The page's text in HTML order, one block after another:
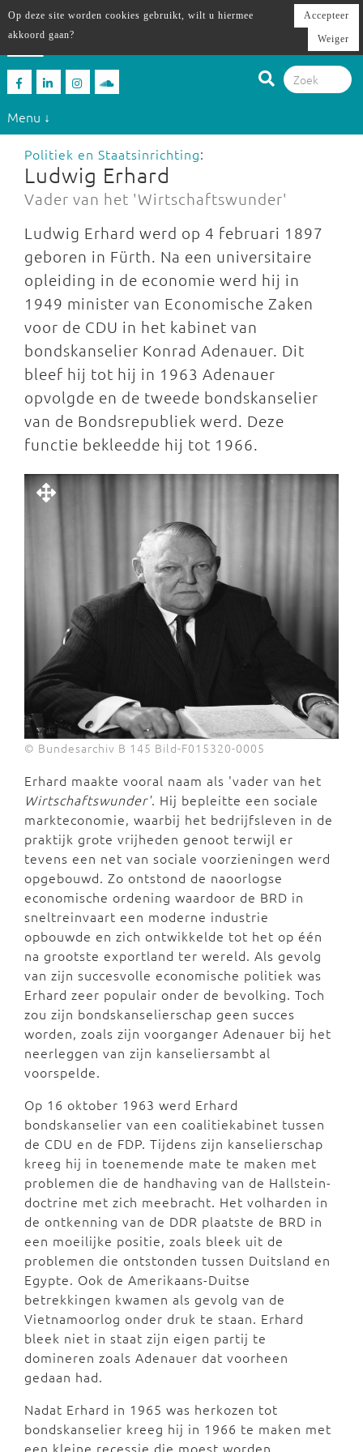
Menu ↓
Politiek en Staatsinrichting:
Ludwig Erhard
Vader van het 'Wirtschaftswunder'
Ludwig Erhard werd op 4 februari 1897
geboren in Fürth. Na een universitaire
opleiding in de economie werd hij in
1949 minister van Economische Zaken
voor de CDU in het kabinet van
bondskanselier Konrad Adenauer. Dit
bleef hij tot hij in 1963 Adenauer
opvolgde en de tweede bondskanselier
van de Bondsrepubliek werd. Deze
functie bekleedde hij tot 1966.
© Bundesarchiv B 145 Bild-F015320-0005
Erhard maakte vooral naam als 'vader van het
Wirtschaftswunder'. Hij bepleitte een sociale
markteconomie, waarbij het bedrijfsleven in de
praktijk grote vrijheden genoot terwijl er
tevens een net van sociale voorzieningen werd
opgebouwd. Zo ontstond de naoorlogse
economische ordening waardoor de BRD in
sneltreinvaart een moderne industrie
opbouwde en zich ontwikkelde tot het op één
na grootste exportland ter wereld. Als gevolg
van zijn succesvolle economische politiek was
Erhard zeer populair onder de bevolking. Toch
zou zijn bondskanselierschap geen succes
worden, zoals zijn voorganger Adenauer bij het
neerleggen van zijn kanseliersambt al
voorspelde.
Op 16 oktober 1963 werd Erhard
bondskanselier van een coalitiekabinet tussen
de CDU en de FDP. Tijdens zijn kanselierschap
kreeg hij in toenemende mate te maken met
problemen die de handhaving van de Hallstein-
doctrine met zich meebracht. Het volharden in
de ontkenning van de DDR plaatste de BRD in
een moeilijke positie, zoals bleek uit de
problemen die ontstonden tussen Duitsland en
Egypte. Ook de Amerikaans-Duitse
betrekkingen kwamen als gevolg van de
Vietnamoorlog onder druk te staan. Erhard
bleek niet in staat zijn eigen partij te
domineren zoals Adenauer dat voorheen
gedaan had.
Nadat Erhard in 1965 was herkozen tot
bondskanselier kreeg hij in 1966 te maken met
een kleine recessie die moest worden
Op deze site worden cookies gebruikt, wilt u hiermee
akkoord gaan?
Accepteer
Weiger